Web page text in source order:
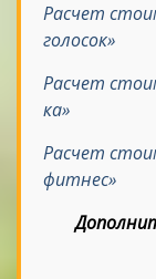
Расчет
голосок»
Расчет
ка»
Расчет
фитнес»